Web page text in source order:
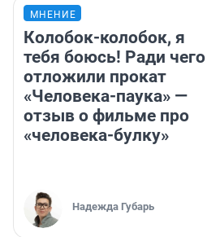
МНЕНИЕ
Колобок-колобок, я
тебя боюсь! Ради чего
отложили прокат
«Человека-паука» —
отзыв о фильме про
«человека-булку»
Надежда Губарь